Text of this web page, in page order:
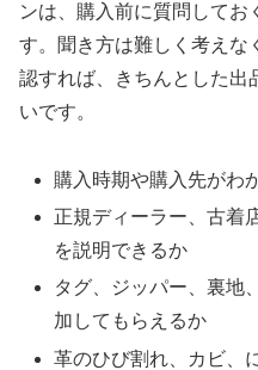
ンは、購入前に質問してお
す。聞き方は難しく考えな
認すれば、きちんとした出
いです。
購入時期や購入先がわ
正規ディーラー、古着
を説明できるか
タグ、ジッパー、裏地
加してもらえるか
革のひび割れ、カビ、